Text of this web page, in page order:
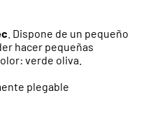
. Dispone de un pequeño
hacer pequeñas
verde oliva.
plegable